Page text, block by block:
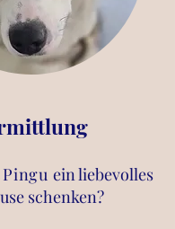
Pinguein liebevolles
schenken?